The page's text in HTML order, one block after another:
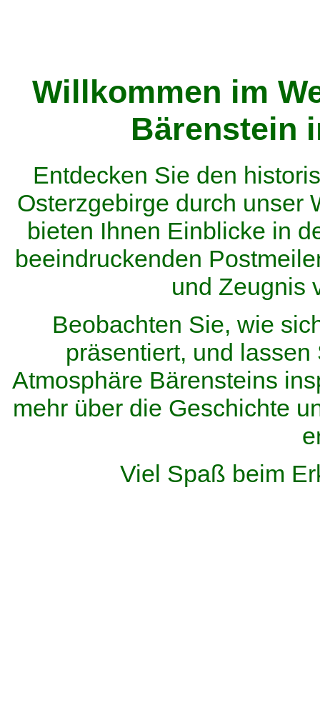
Willkommen im
Bärenstein
Entdecken Sie den
Osterzgebirge durch unser
bieten Ihnen Einblicke in
beeindruckenden
und Zeugnis
Beobachten Sie, wie
präsentiert, und
Atmosphäre Bärensteins
mehr über die Geschichte
Viel Spaß beim